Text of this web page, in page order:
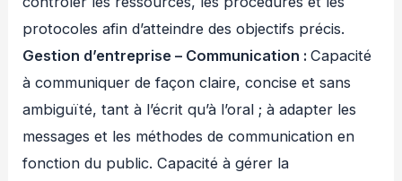
protocoles afin d’atteindre des objectifs précis.
Gestion d’entreprise – Communication :Capacité
à communiquer de façon claire, concise et sans
ambiguïté, tant à l’écrit qu’à l’oral ; à adapter les
messages et les méthodes de communication en
fonction du public. Capacité à gérer la